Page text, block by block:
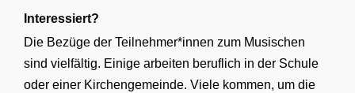
Interessiert?
Die Bezüge der Teilnehmer*innen zum Musischen
sind vielfältig. Einige arbeiten beruflich in der Schule
oder einer Kirchengemeinde. Viele kommen, um die